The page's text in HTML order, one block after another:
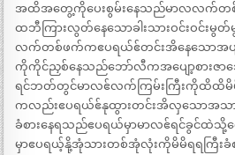
အထိအတွေ့ကိုပေးစွမ်းနေသည်မာလလက်တစ်
ထဘီကြားလွတ်နေသောခါးသားဝင်းဝင်းမွ
လက်တစ်ဖက်ကဧပရယ်ဧ်တင်းအိနေသောအ
ကိုကိုင်ညှစ်နေသည်ဘော်လီကအပျော့စားဇာ
ရင်ဘတ်တွင်မာလဧ်လက်ကြမ်းကြီးကိုထိထိမိမိ
ကလည်းဧပရယ်ဧ်နုထွားတင်းအိလှသောအသား
ခံစားနေရသည်ဧပရယ်မှာမာလဧ်ရင်ခွင်ထဲ
မှာဧပရယ့်နို့အုံသားတစ်အုံလုံးကိုမိမိရရကြီးခံစ